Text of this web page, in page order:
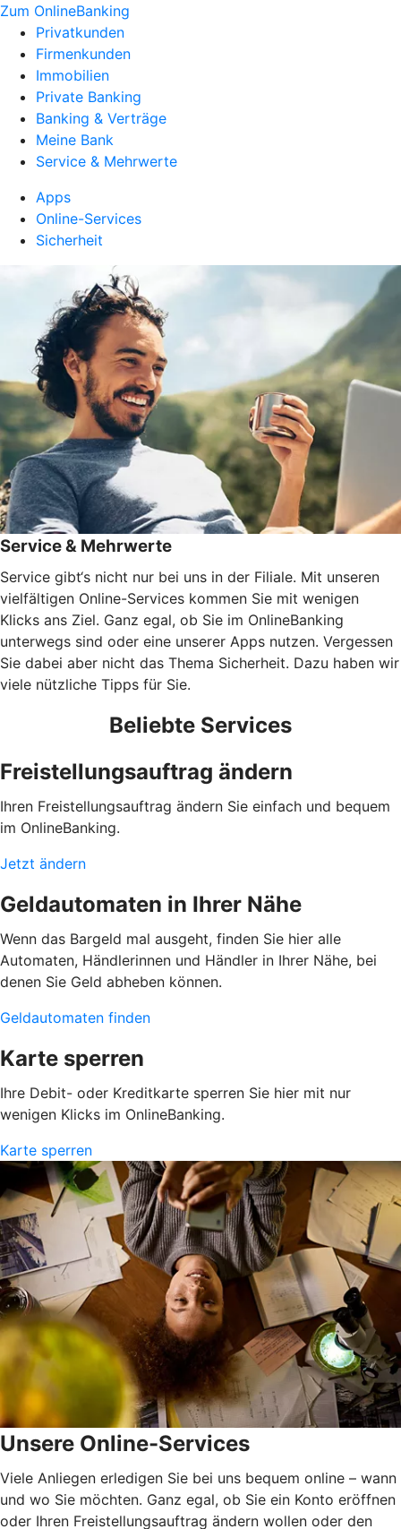
Zum OnlineBanking
Privatkunden
Firmenkunden
Immobilien
Private Banking
Banking & Verträge
Meine Bank
Service & Mehrwerte
Apps
Online-Services
Sicherheit
Service & Mehrwerte
Service gibt‘s nicht nur bei uns in der Filiale. Mit unseren
vielfältigen Online-Services kommen Sie mit wenigen
Klicks ans Ziel. Ganz egal, ob Sie im OnlineBanking
unterwegs sind oder eine unserer Apps nutzen. Vergessen
Sie dabei aber nicht das Thema Sicherheit. Dazu haben wir
viele nützliche Tipps für Sie.
Beliebte Services
Freistellungsauftrag ändern
Ihren Freistellungsauftrag ändern Sie einfach und bequem
im OnlineBanking.
Jetzt ändern
Geldautomaten in Ihrer Nähe
Wenn das Bargeld mal ausgeht, finden Sie hier alle
Automaten, Händlerinnen und Händler in Ihrer Nähe, bei
denen Sie Geld abheben können.
Geldautomaten finden
Karte sperren
Ihre Debit- oder Kreditkarte sperren Sie hier mit nur
wenigen Klicks im OnlineBanking.
Karte sperren
Unsere Online-Services
Viele Anliegen erledigen Sie bei uns bequem online – wann
und wo Sie möchten. Ganz egal, ob Sie ein Konto eröffnen
oder Ihren Freistellungsauftrag ändern wollen oder den